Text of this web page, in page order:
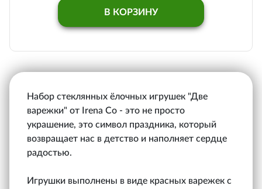
В КОРЗИНУ
Набор стеклянных ёлочных игрушек "Две
варежки" от Irena Co - это не просто
украшение, это символ праздника, который
возвращает нас в детство и наполняет сердце
радостью.
Игрушки выполнены в виде красных варежек с